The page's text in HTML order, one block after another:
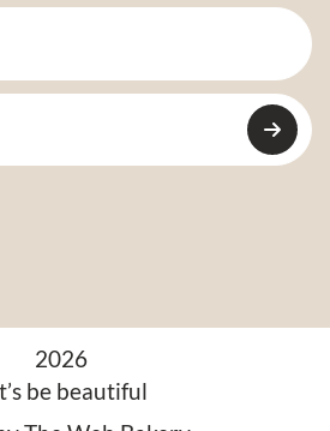
2026
be beautiful